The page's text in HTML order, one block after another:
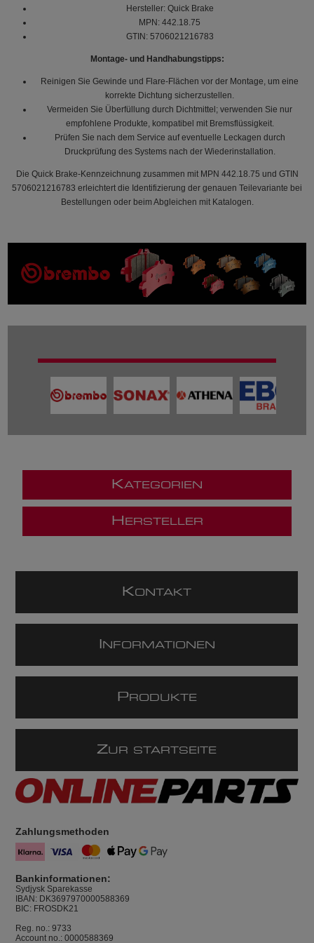
Hersteller: Quick Brake
MPN: 442.18.75
GTIN: 5706021216783
Montage- und Handhabungstipps:
Reinigen Sie Gewinde und Flare‑Flächen vor der Montage, um eine
korrekte Dichtung sicherzustellen.
Vermeiden Sie Überfüllung durch Dichtmittel; verwenden Sie nur
empfohlene Produkte, kompatibel mit Bremsflüssigkeit.
Prüfen Sie nach dem Service auf eventuelle Leckagen durch
Druckprüfung des Systems nach der Wiederinstallation.
Die Quick Brake‑Kennzeichnung zusammen mit MPN 442.18.75 und GTIN
5706021216783 erleichtert die Identifizierung der genauen Teilevariante bei
Bestellungen oder beim Abgleichen mit Katalogen.
KATEGORIEN
H ERSTELLER
KONTAKT
NFORMATIONEN
P RODUKTE
ZUR STARTSEITE
Zahlungsmethoden
Bankinformationen:
Sydjysk Sparekasse
IBAN: DK3697970000588369
BIC: FROSDK21
Reg. no.: 9733
Account no.: 0000588369